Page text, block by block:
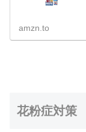
amzn.to
花粉症対策